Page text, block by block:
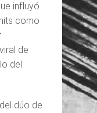
influyó
como
de
del
dúo de